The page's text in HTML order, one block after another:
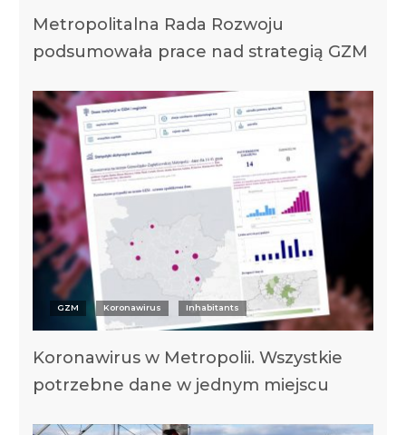
Metropolitalna Rada Rozwoju
podsumowała prace nad strategią GZM
GZM Koronawirus Inhabitants
Koronawirus w Metropolii. Wszystkie
potrzebne dane w jednym miejscu